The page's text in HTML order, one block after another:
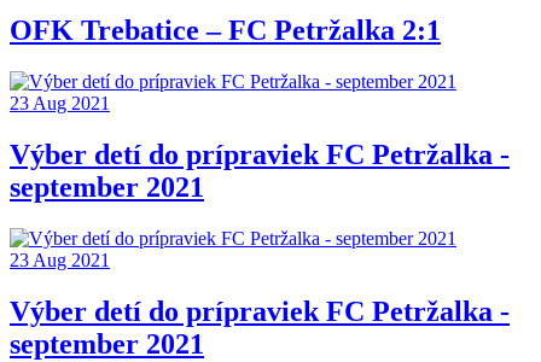
OFK Trebatice – FC Petržalka 2:1
23 Aug 2021
Výber detí do prípraviek FC Petržalka -
september 2021
23 Aug 2021
Výber detí do prípraviek FC Petržalka -
september 2021